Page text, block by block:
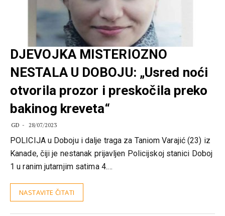
DJEVOJKA MISTERIOZNO
NESTALA U DOBOJU: „Usred noći
otvorila prozor i preskočila preko
bakinog kreveta“
GD 28/07/2023
POLICIJA u Doboju i dalje traga za Taniom Varajić (23) iz
Kanade, čiji je nestanak prijavljen Policijskoj stanici Doboj
1 u ranim jutarnjim satima 4.…
NASTAVITE ČITATI